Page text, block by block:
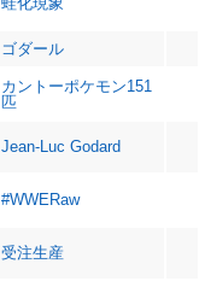
ゴダール
カントーポケモン151
匹
Jean-Luc Godard
#WWERaw
受注生産